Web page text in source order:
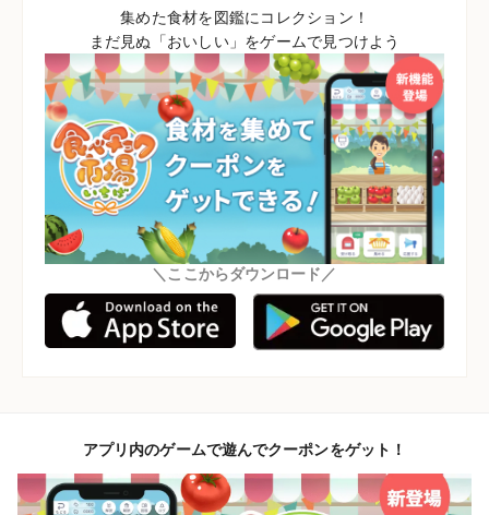
集めた食材を図鑑にコレクション！
まだ見ぬ「おいしい」をゲームで見つけよう
＼ここからダウンロード／
アプリ内のゲームで遊んでクーポンをゲット！